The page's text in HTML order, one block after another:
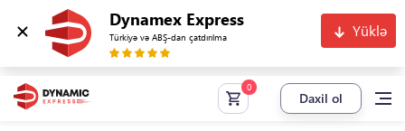
Dynamex Express
Türkiyə və ABŞ-dan çatdırılma Yüklə
Daxil ol